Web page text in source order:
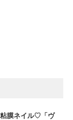
膜ネイル♡「ヴ